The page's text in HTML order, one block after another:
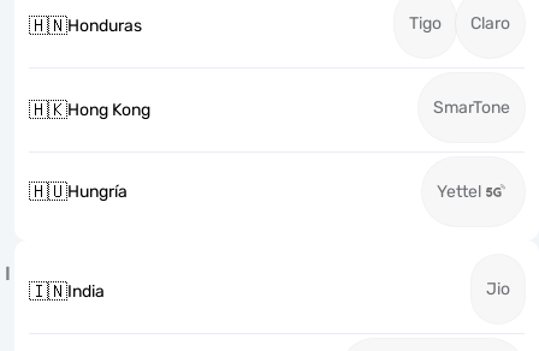
🇭🇳Honduras Tigo Claro
🇭🇰Hong Kong SmarTone
🇭🇺Hungría Yettel
I
🇮🇳India Jio